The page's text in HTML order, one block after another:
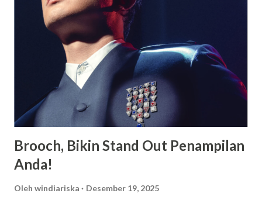
akan saya paparkan beberapa keunggulannya. Fasilitas
Modern dan Lengkap, Selain memiliki suatu asrama yang
luas dan juga nyaman untuk ditempati oleh para siswa
maupun siswi, terdapat berbagai macam fasilitas lainnya
yang juga dimiliki oleh SMA Dwi Warna untuk menunjang
kegiatan belajar siswa. SMA Dwi Warna pun ialah suatu
sekolah yang memiliki area sangat luas serta memiliki l...
Brooch, Bikin Stand Out Penampilan
Anda!
Oleh windiariska Desember 19, 2025